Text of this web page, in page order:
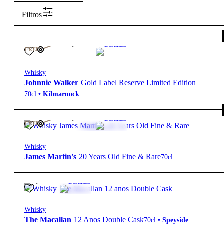
Filtros
FREE
135,00€ Destilado
Whisky
Johnnie Walker Gold Label Reserve Limited Edition
70cl • Kilmarnock
FREE
475,00€ Destilado
Whisky
James Martin's 20 Years Old Fine & Rare70cl
98,50€ Destilado
Whisky
The Macallan 12 Anos Double Cask70cl • Speyside